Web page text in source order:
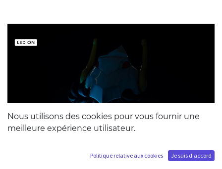
Nous utilisons des cookies pour vous fournir une
meilleure expérience utilisateur.
Politique relative aux cookies Je suis d'accord